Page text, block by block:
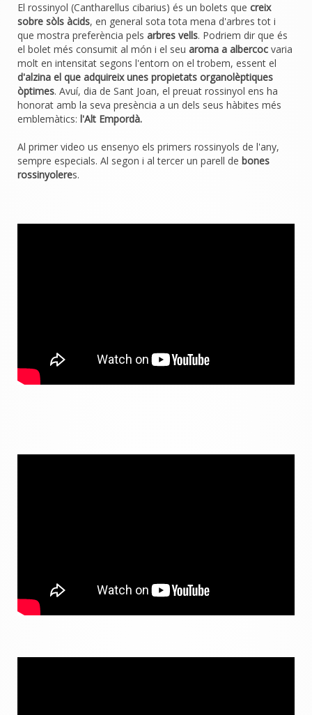
El rossinyol (Cantharellus cibarius) és un bolets que creix
sobre sòls àcids, en general sota tota mena d'arbres tot i
que mostra preferència pels arbres vells. Podriem dir que és
el bolet més consumit al món i el seu aroma a albercoc varia
molt en intensitat segons l'entorn on el trobem, essent el
d'alzina el que adquireix unes propietats organolèptiques
òptimes. Avuí, dia de Sant Joan, el preuat rossinyol ens ha
honorat amb la seva presència a un dels seus hàbites més
emblemàtics: l'Alt Empordà.
Al primer video us ensenyo els primers rossinyols de l'any,
sempre especials. Al segon i al tercer un parell de bones
rossinyoleres.